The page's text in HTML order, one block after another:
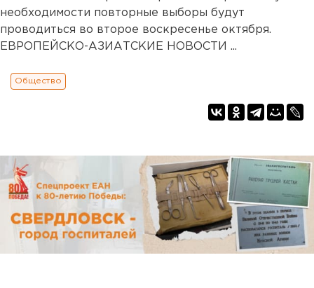
необходимости повторные выборы будут
проводиться во второе воскресенье октября.
ЕВРОПЕЙСКО-АЗИАТСКИЕ НОВОСТИ ...
Общество